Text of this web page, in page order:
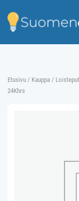
content
Etusivu / Kauppa /
24Khrs